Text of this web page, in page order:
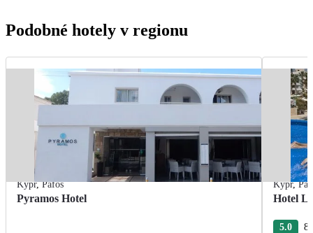
Podobné hotely v regionu
Kypr,Pafos
Pyramos Hotel
Kypr,
Hotel
5.0 8